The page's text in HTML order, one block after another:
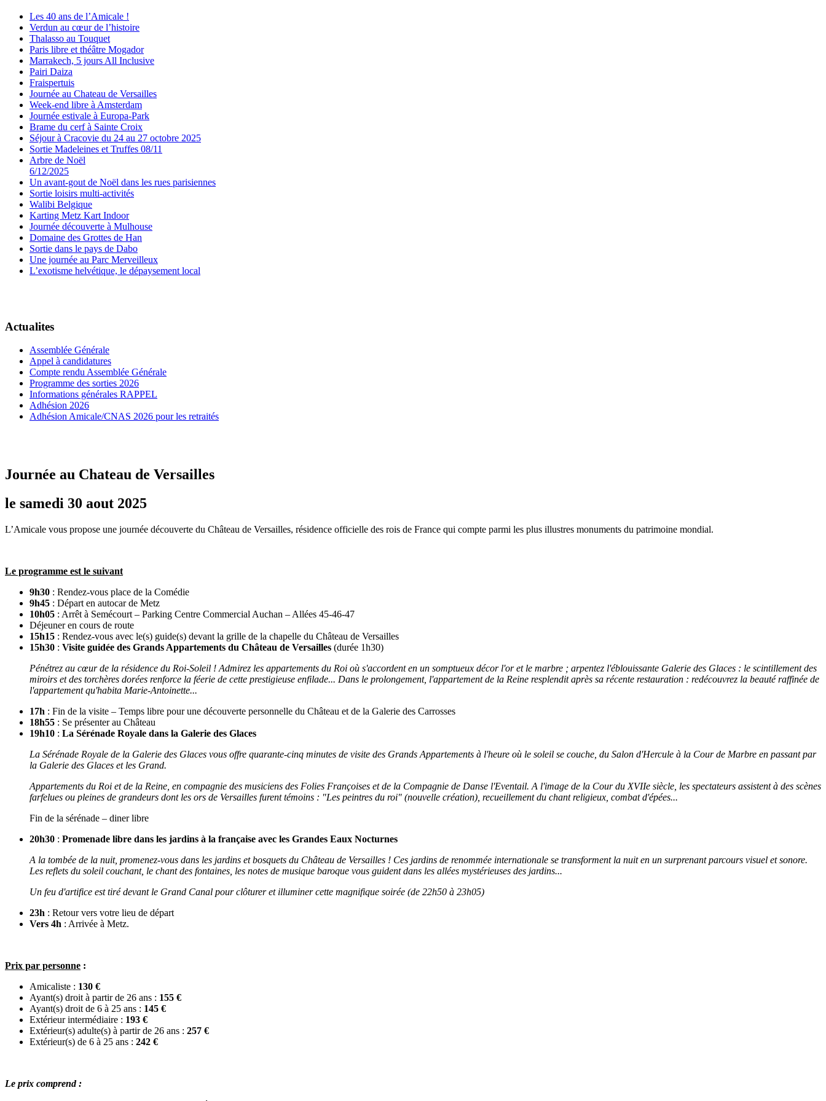
Les 40 ans de l’Amicale !
Verdun au cœur de l’histoire
Thalasso au Touquet
Paris libre et théâtre Mogador
Marrakech, 5 jours All Inclusive
Pairi Daiza
Fraispertuis
Journée au Chateau de Versailles
Week-end libre à Amsterdam
Journée estivale à Europa-Park
Brame du cerf à Sainte Croix
Séjour à Cracovie du 24 au 27 octobre 2025
Sortie Madeleines et Truffes 08/11
Arbre de Noël
6/12/2025
Un avant-gout de Noël dans les rues parisiennes
Sortie loisirs multi-activités
Walibi Belgique
Karting Metz Kart Indoor
Journée découverte à Mulhouse
Domaine des Grottes de Han
Sortie dans le pays de Dabo
Une journée au Parc Merveilleux
L’exotisme helvétique, le dépaysement local
Actualites
Assemblée Générale
Appel à candidatures
Compte rendu Assemblée Générale
Programme des sorties 2026
Informations générales RAPPEL
Adhésion 2026
Adhésion Amicale/CNAS 2026 pour les retraités
Journée au Chateau de Versailles
le samedi 30 aout 2025
L’Amicale vous propose une journée découverte du Château de Versailles, résidence officielle des rois de France qui compte parmi les plus illustres monuments du patrimoine mondial.
Le programme est le suivant
9h30 : Rendez-vous place de la Comédie
9h45 : Départ en autocar de Metz
10h05 : Arrêt à Semécourt – Parking Centre Commercial Auchan – Allées 45-46-47
Déjeuner en cours de route
15h15 : Rendez-vous avec le(s) guide(s) devant la grille de la chapelle du Château de Versailles
15h30 : Visite guidée des Grands Appartements du Château de Versailles (durée 1h30)
Pénétrez au cœur de la résidence du Roi-Soleil ! Admirez les appartements du Roi où s'accordent en un somptueux décor l'or et le marbre ; arpentez l'éblouissante Galerie des Glaces : le scintillement des
miroirs et des torchères dorées renforce la féerie de cette prestigieuse enfilade... Dans le prolongement, l'appartement de la Reine resplendit après sa récente restauration : redécouvrez la beauté raffinée de
l'appartement qu'habita Marie-Antoinette...
17h : Fin de la visite – Temps libre pour une découverte personnelle du Château et de la Galerie des Carrosses
18h55 : Se présenter au Château
19h10 : La Sérénade Royale dans la Galerie des Glaces
La Sérénade Royale de la Galerie des Glaces vous offre quarante-cinq minutes de visite des Grands Appartements à l'heure où le soleil se couche, du Salon d'Hercule à la Cour de Marbre en passant par
la Galerie des Glaces et les Grand.
Appartements du Roi et de la Reine, en compagnie des musiciens des Folies Françoises et de la Compagnie de Danse l'Eventail. A l'image de la Cour du XVIIe siècle, les spectateurs assistent à des scènes
farfelues ou pleines de grandeurs dont les ors de Versailles furent témoins : "Les peintres du roi" (nouvelle création), recueillement du chant religieux, combat d'épées...
Fin de la sérénade – diner libre
20h30 : Promenade libre dans les jardins à la française avec les Grandes Eaux Nocturnes
A la tombée de la nuit, promenez-vous dans les jardins et bosquets du Château de Versailles ! Ces jardins de renommée internationale se transforment la nuit en un surprenant parcours visuel et sonore.
Les reflets du soleil couchant, le chant des fontaines, les notes de musique baroque vous guident dans les allées mystérieuses des jardins...
Un feu d'artifice est tiré devant le Grand Canal pour clôturer et illuminer cette magnifique soirée (de 22h50 à 23h05)
23h : Retour vers votre lieu de départ
Vers 4h : Arrivée à Metz.
Prix par personne :
Amicaliste : 130 €
Ayant(s) droit à partir de 26 ans : 155 €
Ayant(s) droit de 6 à 25 ans : 145 €
Extérieur intermédiaire : 193 €
Extérieur(s) adulte(s) à partir de 26 ans : 257 €
Extérieur(s) de 6 à 25 ans : 242 €
Le prix comprend :